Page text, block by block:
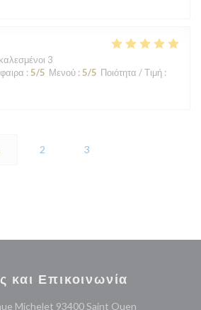
3
: 5/5 Μενού : 5/5 Ποιότητα / Τιμή :
2 3
και Επικοινωνία
Michelet 93400 Saint Ouen((ανοίγει σε